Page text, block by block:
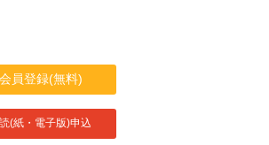
会員登録(無料)
(紙・電子版)申込